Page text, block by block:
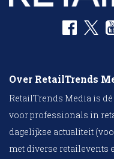
Over RetailTrends
RetailTrends Media is
voor professionals in
dagelijkse actualiteit
met diverse retailevents